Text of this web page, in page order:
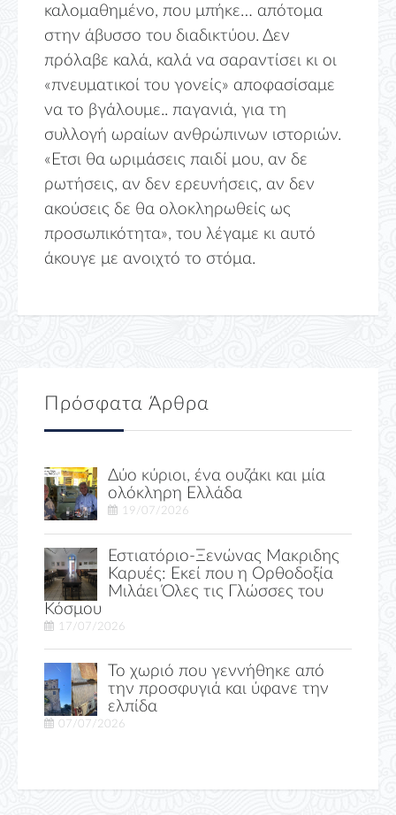
καλομαθημένο, που μπήκε… απότομα
στην άβυσσο του διαδικτύου. Δεν
πρόλαβε καλά, καλά να σαραντίσει κι οι
«πνευματικοί του γονείς» αποφασίσαμε
να το βγάλουμε.. παγανιά, για τη
συλλογή ωραίων ανθρώπινων ιστοριών.
«Ετσι θα ωριμάσεις παιδί μου, αν δε
ρωτήσεις, αν δεν ερευνήσεις, αν δεν
ακούσεις δε θα ολοκληρωθείς ως
προσωπικότητα», του λέγαμε κι αυτό
άκουγε με ανοιχτό το στόμα.
Πρόσφατα Άρθρα
Δύο κύριοι, ένα ουζάκι και μία
ολόκληρη Ελλάδα
19/07/2026
Εστιατόριο-Ξενώνας Μακριδης
Καρυές: Εκεί που η Ορθοδοξία
Μιλάει Όλες τις Γλώσσες του
Κόσμου
17/07/2026
Το χωριό που γεννήθηκε από
την προσφυγιά και ύφανε την
ελπίδα
07/07/2026